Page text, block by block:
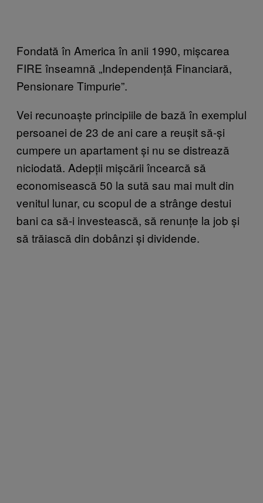
Fondată în America în anii 1990, mișcarea
FIRE înseamnă „Independență Financiară,
Pensionare Timpurie”.
Vei recunoaște principiile de bază în exemplul
persoanei de 23 de ani care a reușit să-și
cumpere un apartament și nu se distrează
niciodată. Adepții mișcării încearcă să
economisească 50 la sută sau mai mult din
venitul lunar, cu scopul de a strânge destui
bani ca să-i investească, să renunțe la job și
să trăiască din dobânzi și dividende.